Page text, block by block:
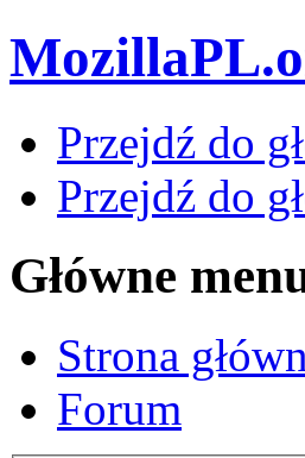
Przejdź do
Przejdź do
Główne
Strona
Forum